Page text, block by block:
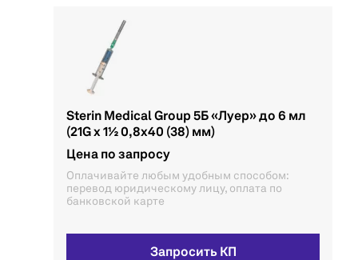
Sterin Medical Group 5Б «Луер» до 6 мл
(21G x 1½ 0,8х40 (38) мм)
Цена по запросу
Оплачивайте любым удобным способом:
перевод юридическому лицу, оплата по
банковской карте
Запросить КП